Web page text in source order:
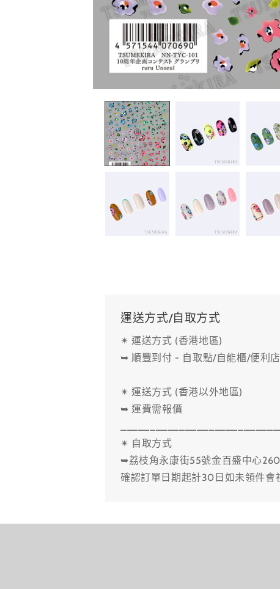
運送方式/自取方式
✴ 運送方式 (香港地區)
➥ 順豐到付 - 自取點/自能櫃/便利
✴ 運送方式 (香港以外地區)
➥ 運費需報價
✴ 自取方式
➥荔枝角永康街55號金百盛中心
確認訂單日期起計30日如未領件會